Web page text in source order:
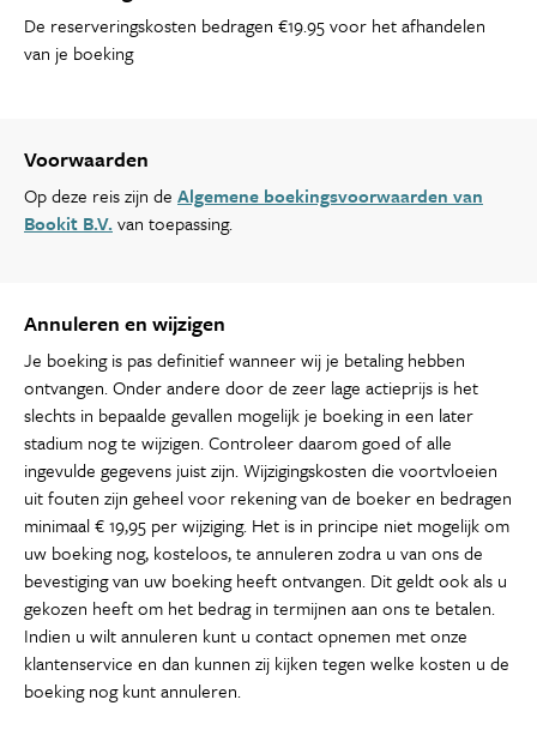
De reserveringskosten bedragen €19.95 voor het afhandelen
van je boeking
Voorwaarden
Op deze reis zijn de Algemene boekingsvoorwaarden van
Bookit B.V. van toepassing.
Annuleren en wijzigen
Je boeking is pas definitief wanneer wij je betaling hebben
ontvangen. Onder andere door de zeer lage actieprijs is het
slechts in bepaalde gevallen mogelijk je boeking in een later
stadium nog te wijzigen. Controleer daarom goed of alle
ingevulde gegevens juist zijn. Wijzigingskosten die voortvloeien
uit fouten zijn geheel voor rekening van de boeker en bedragen
minimaal € 19,95 per wijziging. Het is in principe niet mogelijk om
uw boeking nog, kosteloos, te annuleren zodra u van ons de
bevestiging van uw boeking heeft ontvangen. Dit geldt ook als u
gekozen heeft om het bedrag in termijnen aan ons te betalen.
Indien u wilt annuleren kunt u contact opnemen met onze
klantenservice en dan kunnen zij kijken tegen welke kosten u de
boeking nog kunt annuleren.